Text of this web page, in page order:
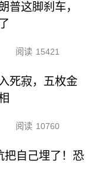
普这脚刹车，
阅读 15421
死寂，五枚金
阅读 10760
把自己埋了！恐